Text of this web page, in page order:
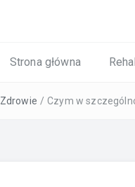
Strona główna
Zdrowie / Czym w